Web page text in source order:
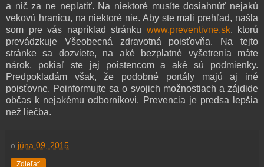
a nič za ne neplatiť. Na niektoré musíte dosiahnúť nejakú
vekovú hranicu, na niektoré nie. Aby ste mali prehľad, našla
som pre vás napríklad stránku www.preventivne.sk, ktorú
prevádzkuje Všeobecná zdravotná poisťovňa. Na tejto
stránke sa dozviete, na aké bezplatné vyšetrenia máte
nárok, pokiaľ ste jej poistencom a aké sú podmienky.
Predpokladám však, že podobné portály majú aj iné
poisťovne. Poinformujte sa o svojich možnostiach a zájdide
občas k nejakému odborníkovi. Prevencia je predsa lepšia
než liečba.
o júna 09, 2015
Zdieľať